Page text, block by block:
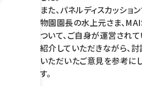
また、パネルディスカッシ
物園園長の水上元さま、
ついて、ご自身が運営され
紹介していただきながら、
いただいたご意見を参考に
す。